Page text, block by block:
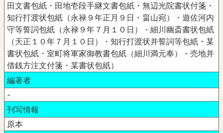
田文書包紙・田地壱段手継文書包紙・無辺光院書状付箋・
知行打渡状包紙（永禄９年正月９日・畠山宛）・遊佐河内
守等誓詞包紙（永禄９年７月１０日）・細川幽斎書状包紙
（天正１０年７月１０日）・知行打渡状并誓詞等包紙・某
書状包紙・室町将軍家御教書包紙（細川満元奉）・売地并
借銭方注文付箋・某書状包紙）
編著者
-
刊写情報
原本